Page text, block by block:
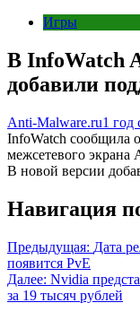
Игры
В InfoWatch
добавили
Anti-Malware.ru1 год
InfoWatch сообщила
межсетевого экрана
В новой версии
Навигация
Предыдущая: Дата
появится PvE
Далее: Nvidia
за 19 тысяч рублей